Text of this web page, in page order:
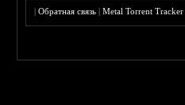
|Обратная связь |Metal Torrent Tracker